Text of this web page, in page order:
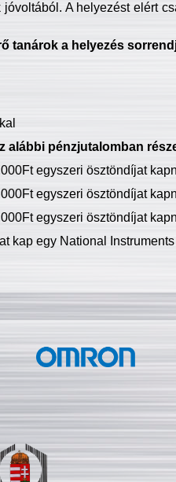
A helyezést elért
tanárok a helyezés
alábbi pénzjutalomban
egyszeri ösztöndíjat
egyszeri ösztöndíjat
egyszeri ösztöndíjat
kap egy National